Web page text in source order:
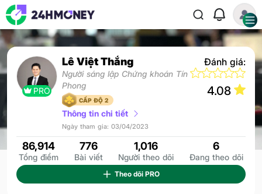
PRO
Lê Việt Thắng
Người sáng lập Chứng khoán Tín
Phong
CẤP ĐỘ 2
Thông tin chi tiết
Ngày tham gia: 03/04/2023
Đánh giá:
4.08
86,914
Tổng điểm
776
Bài viết
1,016
Người theo dõi
6
Đang theo dõi
Theo dõi PRO